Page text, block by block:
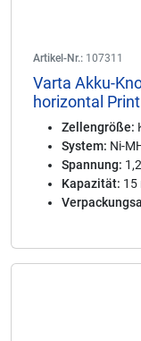
Artikel-Nr.: 107311
Varta Akku-
horizontal
Zellengröße:
System: Ni-
Spannung:
Kapazität: 15